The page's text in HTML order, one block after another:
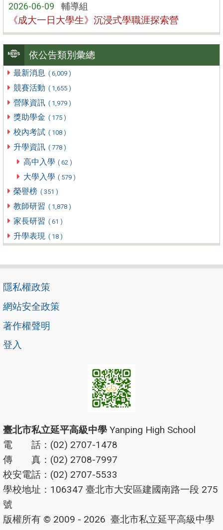
2026-06-09 輔導組
《成大一日大學生》沉浸式學職涯探索營
依公告類別彙總
最新消息 ( 6,009 )
競賽活動 ( 1,655 )
營隊資訊 ( 1,979 )
獎助學金 ( 175 )
校內考試 ( 108 )
升學資訊 ( 778 )
高中入學 ( 62 )
大學入學 ( 579 )
榮譽榜 ( 351 )
教師研習 ( 1,878 )
家長研習 ( 61 )
升學表現 ( 18 )
隱私權政策
網站安全政策
著作權聲明
登入
臺北市私立延平高級中學 Yanping High School
電 話：(02) 2707-1478
傳 真：(02) 2708-7997
校安電話：(02) 2707-5533
學校地址：106347 臺北市大安區建國南路一段 275
號
版權所有 © 2009 - 2026 臺北市私立延平高級中學